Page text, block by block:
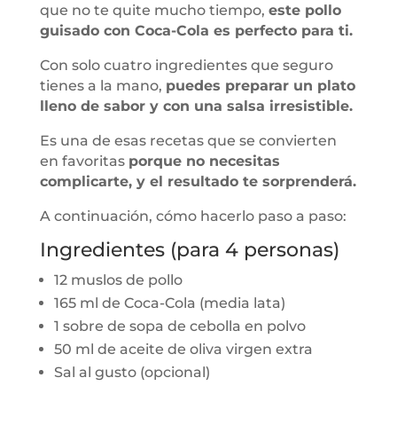
que no te quite mucho tiempo, este pollo
guisado con Coca-Cola es perfecto para ti.
Con solo cuatro ingredientes que seguro
tienes a la mano, puedes preparar un plato
lleno de sabor y con una salsa irresistible.
Es una de esas recetas que se convierten
en favoritas porque no necesitas
complicarte, y el resultado te sorprenderá.
A continuación, cómo hacerlo paso a paso:
Ingredientes (para 4 personas)
12 muslos de pollo
165 ml de Coca-Cola (media lata)
1 sobre de sopa de cebolla en polvo
50 ml de aceite de oliva virgen extra
Sal al gusto (opcional)